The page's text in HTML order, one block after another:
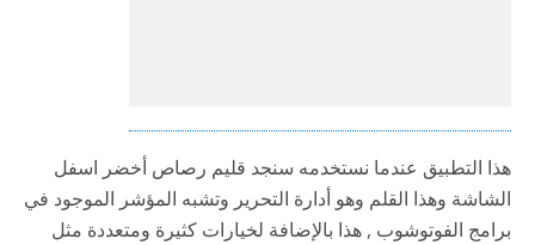
هذا التطبيق عندما نستخدمه سنجد قليم رصاص أخضر اسفل
الشاشة وهذا القلم وهو أدارة التحرير وتشبه المؤشر الموجود في
برامج الفوتوشوب , هذا بالإضافة لخيارات كثيرة ومتعددة مثل